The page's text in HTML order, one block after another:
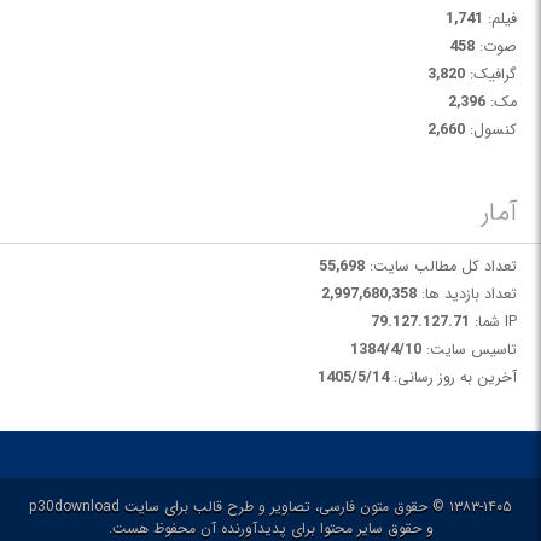
فیلم: 1,741
صوت: 458
گرافیک: 3,820
مک: 2,396
کنسول: 2,660
آمار
تعداد کل مطالب سایت: 55,698
تعداد بازدید ها: 2,997,680,358
IP شما:
79.127.127.71
تاسیس سایت: 1384/4/10
آخرین به روز رسانی:1405/5/14
۱۳۸۳-۱۴۰۵ © حقوق متون فارسی، تصاویر و طرح قالب برای سایت p30download
و حقوق سایر محتوا برای پدیدآورنده آن محفوظ هست.